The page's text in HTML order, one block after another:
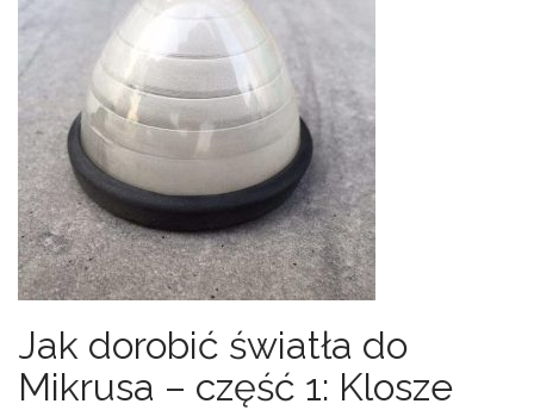
Jak dorobić światła do
Mikrusa – część 1: Klosze